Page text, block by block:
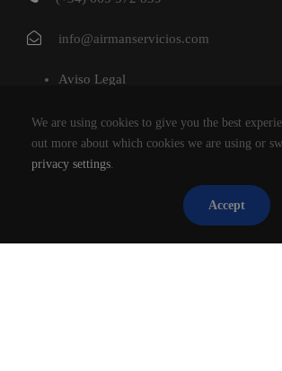
info@airmanservicios.com
Aviso Legal
Política de Cookies
AIRMAN SERVICIOS DE
TODOS LOS DERECHOS
We are using cookies to give you the best
out more about which cookies we are using or
privacy settings.
Accept